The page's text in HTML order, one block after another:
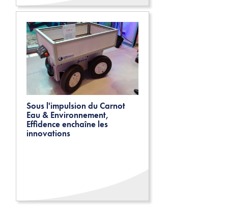
Sous l'impulsion du Carnot
Eau & Environnement,
Effidence enchaîne les
innovations